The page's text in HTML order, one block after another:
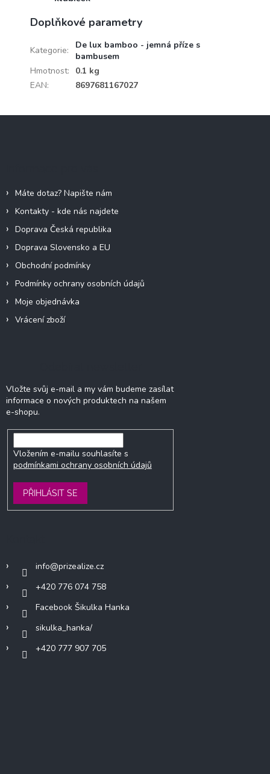
Doplňkové parametry
Kategorie:
De lux bamboo - jemná příze s
bambusem
Hmotnost:
0.1 kg
EAN: 8697681167027
Máte dotaz? Napište nám
Kontakty - kde nás najdete
Doprava Česká republika
Doprava Slovensko a EU
Obchodní podmínky
Podmínky ochrany osobních údajů
Moje objednávka
Vrácení zboží
Vložte svůj e-mail a my vám budeme zasílat
informace o nových produktech na našem
e-shopu.
Vložením e-mailu souhlasíte s
podmínkami ochrany osobních údajů
PŘIHLÁSIT SE
info@prizealize.cz
+420 776 074 758
Facebook Šikulka Hanka
sikulka_hanka/
+420 777 907 705